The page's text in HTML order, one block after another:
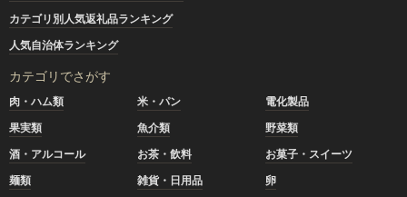
カテゴリ別人気返礼品ランキング
人気自治体ランキング
カテゴリでさがす
肉・ハム類 米・パン
電化製品
果実類
魚介類
野菜類
酒・アルコール
お茶・飲料
お菓子・スイーツ
麺類
雑貨・日用品
卵